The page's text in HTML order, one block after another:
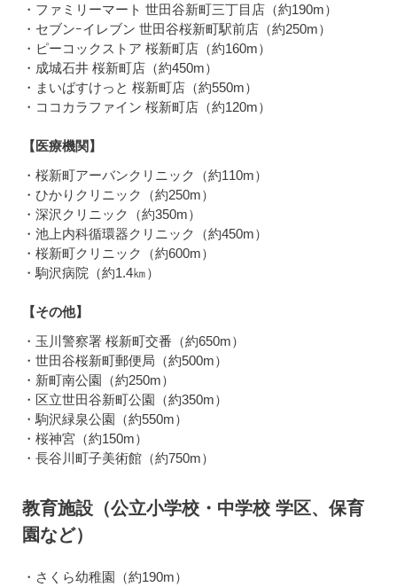
・ファミリーマート 世田谷新町三丁目店（約190m）
・セブンｰイレブン 世田谷桜新町駅前店（約250m）
・ピーコックストア 桜新町店（約160m）
・成城石井 桜新町店（約450m）
・まいばすけっと 桜新町店（約550m）
・ココカラファイン 桜新町店（約120m）
【医療機関】
・桜新町アーバンクリニック（約110m）
・ひかりクリニック（約250m）
・深沢クリニック（約350m）
・池上内科循環器クリニック（約450m）
・桜新町クリニック（約600m）
・駒沢病院（約1.4㎞）
【その他】
・玉川警察署 桜新町交番（約650m）
・世田谷桜新町郵便局（約500m）
・新町南公園（約250m）
・区立世田谷新町公園（約350m）
・駒沢緑泉公園（約550m）
・桜神宮（約150m）
・長谷川町子美術館（約750m）
教育施設（公立小学校・中学校 学区、保育
園など）
・さくら幼稚園（約190m）